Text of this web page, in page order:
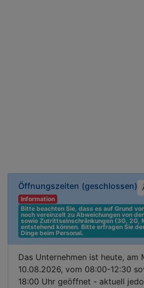
Öffnungszeiten (geschlossen)
Information
Bitte beachten Sie, dass es auf Grund
noch vereinzelt zu Abweichungen von
sowie Zutrittseinschränkungen (3G, 2G,
entstehend können. Bitte erfragen Sie
Dinge beim Personal.
Das Unternehmen ist heute, am
10.08.2026, vom 08:00-12:30
18:00 Uhr geöffnet - aktuell